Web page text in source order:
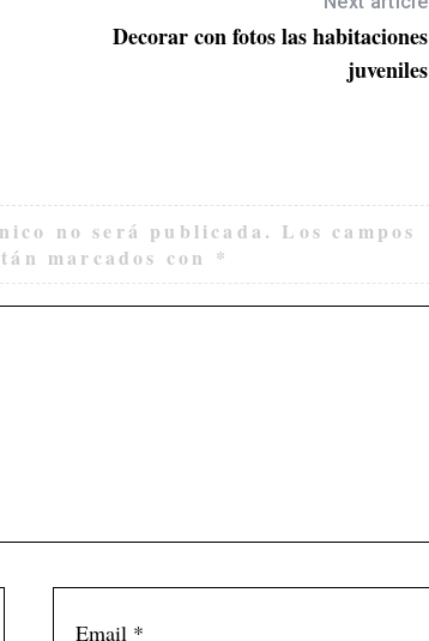
Decorar con fotos las habitaciones
juveniles
no será publicada. Los campos
marcados con *